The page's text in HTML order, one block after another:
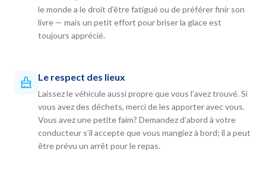
le monde a le droit d'être fatigué ou de préférer finir son
livre — mais un petit effort pour briser la glace est
toujours apprécié.
Le respect des lieux
Laissez le véhicule aussi propre que vous l’avez trouvé. Si
vous avez des déchets, merci de les apporter avec vous.
Vous avez une petite faim? Demandez d’abord à votre
conducteur s’il accepte que vous mangiez à bord; il a peut
être prévu un arrêt pour le repas.